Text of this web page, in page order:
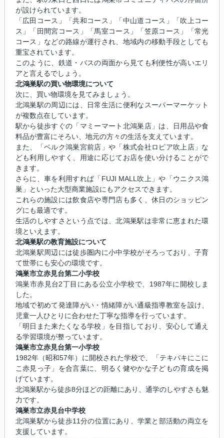
が設けられています。
「広田コース」「共和コース」「中山道コース」「吹上コー
ス」「田間宮コース」「馬室コース」「笠原コース」「常光
コース」などの路線が運行され、地域内の移動手段としても
重宝されています。
このように、鉄道・バスの両面から見ても利便性が高いエリ
アと言えるでしょう。
北鴻巣駅の買い物環境について
次に、買い物環境を見てみましょう。
北鴻巣駅の周辺には、日常生活に便利なスーパーマーケット
が複数点在しています。
駅から徒歩すぐの「マミーマート北鴻巣店」は、日用品や食
料品が豊富にそろい、地元の方々の生活を支えています。
また、「ベルク鴻巣宮前店」や「株式会社ロピア吹上店」な
ども利用しやすく、用途に応じてお店を使い分けることがで
きます。
さらに、車を利用すれば「FUJI MALL吹上」や「ウニクス鴻
巣」といった大型商業施設にもアクセスできます。
これらの施設には飲食店や専門店も多く、休日のショッピン
グにも最適です。
生活のしやすさという点では、北鴻巣駅は非常に恵まれた環
境といえます。
北鴻巣駅の教育施設について
北鴻巣駅周辺には徒歩圏内に小中学校がそろっており、子育
て世帯にも安心の環境です。
鴻巣市立赤見台第二小学校
鴻巣市赤見台2丁目にある公立小学校で、1987年に開校しま
した。
地域で初めて発達障がい・情緒障がい通級指導教室を設け、
児童一人ひとりに合わせた丁寧な指導を行っています。
「明日また来たくなる学校」を目指しており、安心して通え
る学習環境が整っています。
鴻巣市立赤見台第一小学校
1982年（昭和57年）に開校された学校で、「テキパキにこに
こ赤見っ子」を合言葉に、明るく健やかな子どもの育成を掲
げています。
北鴻巣駅から徒歩8分ほどの距離にあり、通学のしやすさも魅
力です。
鴻巣市立赤見台中学校
北鴻巣駅から徒歩11分の位置にあり、学業と部活動の両立を
支援しています。